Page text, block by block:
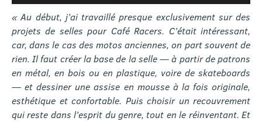
« Au début, j’ai travaillé presque exclusivement sur des
projets de selles pour Café Racers. C’était intéressant,
car, dans le cas des motos anciennes, on part souvent de
rien. Il faut créer la base de la selle — à partir de patrons
en métal, en bois ou en plastique, voire de skateboards
— et dessiner une assise en mousse à la fois originale,
esthétique et confortable. Puis choisir un recouvrement
qui reste dans l’esprit du genre, tout en le réinventant. Et